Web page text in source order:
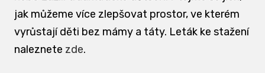
jak můžeme více zlepšovat prostor, ve kterém
vyrůstají děti bez mámy a táty. Leták ke stažení
naleznete zde.